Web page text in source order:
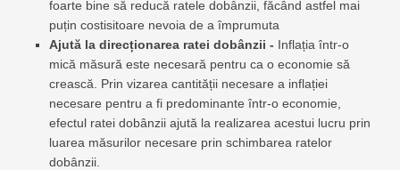
foarte bine să reducă ratele dobânzii, făcând astfel mai
puțin costisitoare nevoia de a împrumuta
Ajută la direcționarea ratei dobânzii - Inflația într-o
mică măsură este necesară pentru ca o economie să
crească. Prin vizarea cantității necesare a inflației
necesare pentru a fi predominante într-o economie,
efectul ratei dobânzii ajută la realizarea acestui lucru prin
luarea măsurilor necesare prin schimbarea ratelor
dobânzii.